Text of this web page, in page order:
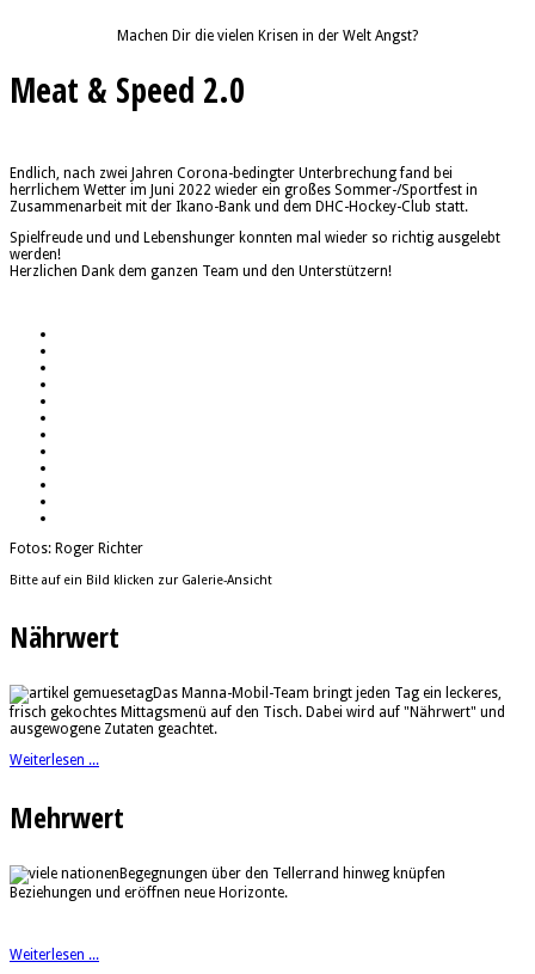
Machen Dir die vielen Krisen in der Welt Angst?
Meat & Speed 2.0
Endlich, nach zwei Jahren Corona-bedingter Unterbrechung fand bei
herrlichem Wetter im Juni 2022 wieder ein großes Sommer-/Sportfest in
Zusammenarbeit mit der Ikano-Bank und dem DHC-Hockey-Club statt.
Spielfreude und und Lebenshunger konnten mal wieder so richtig ausgelebt
werden!
Herzlichen Dank dem ganzen Team und den Unterstützern!
Fotos: Roger Richter
Bitte auf ein Bild klicken zur Galerie-Ansicht
Nährwert
Das Manna-Mobil-Team bringt jeden Tag ein leckeres,
frisch gekochtes Mittagsmenü auf den Tisch. Dabei wird auf "Nährwert" und
ausgewogene Zutaten geachtet.
Weiterlesen ...
Mehrwert
Begegnungen über den Tellerrand hinweg knüpfen
Beziehungen und eröffnen neue Horizonte.
Weiterlesen ...